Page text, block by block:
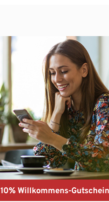
10% Willkommens-